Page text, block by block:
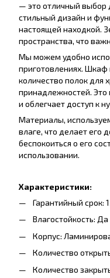
— это отличный выбор
стильный дизайн и
настоящей находкой.
пространства, что
Мы можем удобно
приготовлениях. Шкаф
количество полок для
принадлежностей.
и облегчает доступ к
Материалы,
влаге, что делает
беспокоиться о его
использовании.
Характеристики:
Гарантийный срок:
Влагостойкость: Да
Корпус:
Количество
Количество